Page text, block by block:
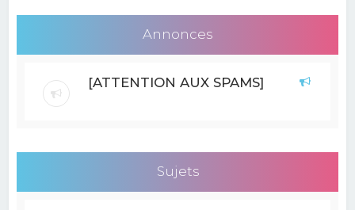
r
Annonces
[ATTENTION AUX SPAMS]
Sujets